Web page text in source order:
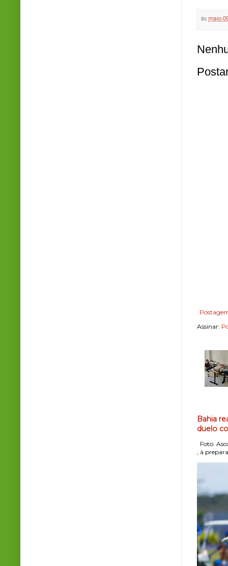
às maio
Assinar:
Bahia
duelo
Foto:
, à